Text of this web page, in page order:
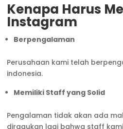
Kenapa Harus
Instagram
Berpengalaman
Perusahaan kami telah
indonesia.
Memiliki Staff yang Solid
Pengalaman tidak akan ada
diragukan lagi bahwa staff